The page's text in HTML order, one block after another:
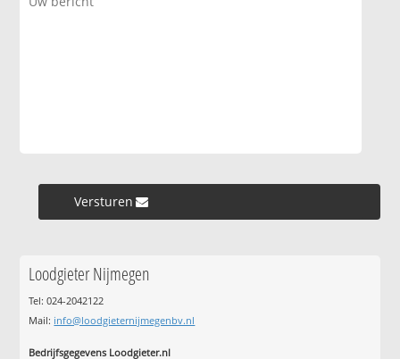
Versturen »
Loodgieter Nijmegen
Tel: 024-2042122
Mail: info@loodgieternijmegenbv.nl
Bedrijfsgegevens Loodgieter.nl